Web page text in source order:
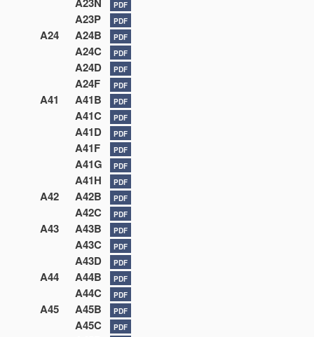
PDF
A23P PDF
A24 A24B PDF
A24C PDF
A24D PDF
A24F PDF
A41 A41B PDF
A41C PDF
A41D PDF
A41F PDF
A41G PDF
A41H PDF
A42 A42B PDF
A42C PDF
A43 A43B PDF
A43C PDF
A43D PDF
A44 A44B PDF
A44C PDF
A45 A45B PDF
A45C PDF